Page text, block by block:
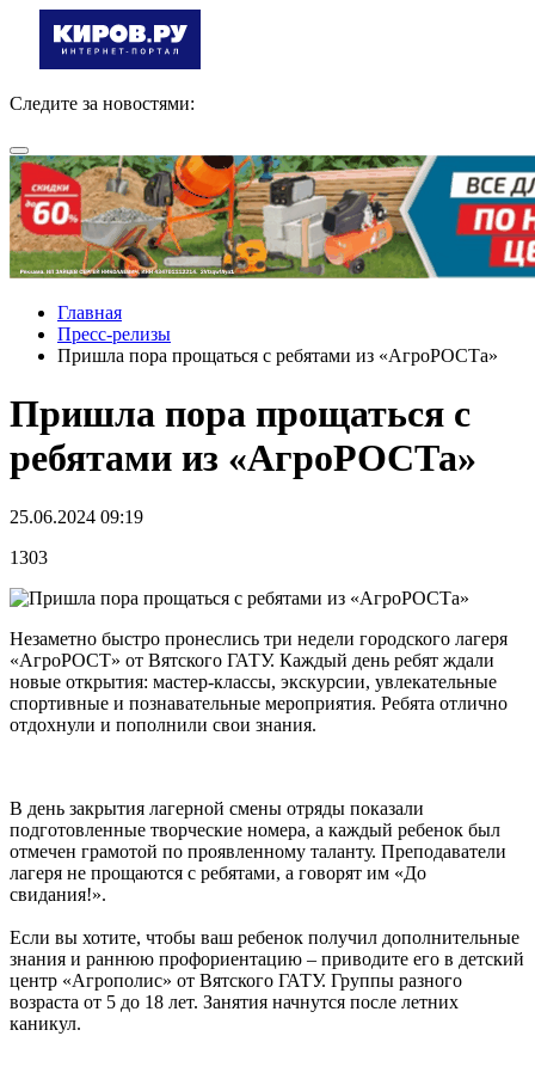
Следите за новостями:
Главная
Пресс-релизы
Пришла пора прощаться с ребятами из «АгроРОСТа»
Пришла пора прощаться с
ребятами из «АгроРОСТа»
25.06.2024 09:19
1303
Незаметно быстро пронеслись три недели городского лагеря
«АгроРОСТ» от Вятского ГАТУ. Каждый день ребят ждали
новые открытия: мастер-классы, экскурсии, увлекательные
спортивные и познавательные мероприятия. Ребята отлично
отдохнули и пополнили свои знания.
В день закрытия лагерной смены отряды показали
подготовленные творческие номера, а каждый ребенок был
отмечен грамотой по проявленному таланту. Преподаватели
лагеря не прощаются с ребятами, а говорят им «До
свидания!».
Если вы хотите, чтобы ваш ребенок получил дополнительные
знания и раннюю профориентацию – приводите его в детский
центр «Агрополис» от Вятского ГАТУ. Группы разного
возраста от 5 до 18 лет. Занятия начнутся после летних
каникул.